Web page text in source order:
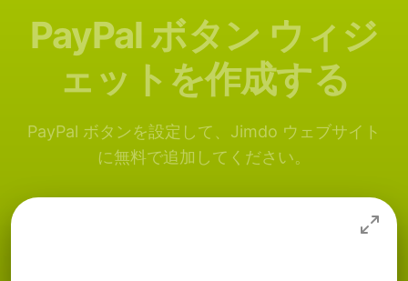
PayPal ボタン ウィジ
ェットを作成する
PayPal ボタンを設定して、Jimdo ウェブサイト
に無料で追加してください。